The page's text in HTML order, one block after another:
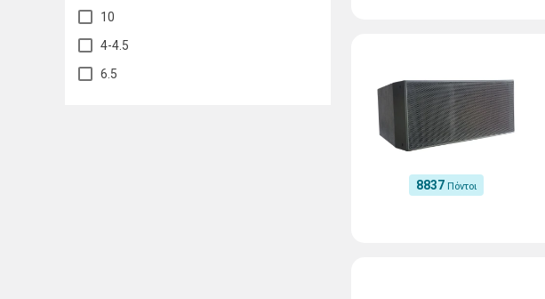
10
4-4.5
6.5
8837 Πόντοι